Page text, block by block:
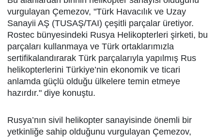
vurgulayan Çemezov, "Türk Havacılık ve Uzay
Sanayii AŞ (TUSAŞ/TAI) çeşitli parçalar üretiyor.
Rostec bünyesindeki Rusya Helikopterleri şirketi, bu
parçaları kullanmaya ve Türk ortaklarımızla
sertifikalandırarak Türk parçalarıyla yapılmış Rus
helikopterlerini Türkiye’nin ekonomik ve ticari
anlamda güçlü olduğu ülkelere temin etmeye
hazırdır." diye konuştu.
Rusya’nın sivil helikopter sanayisinde önemli bir
yetkinliğe sahip olduğunu vurgulayan Çemezov,